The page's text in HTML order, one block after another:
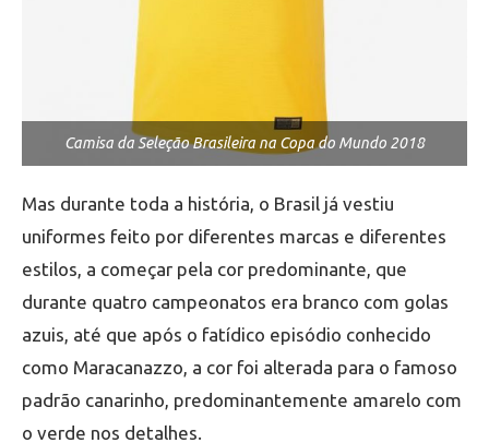
Camisa da Seleção Brasileira na Copa do Mundo 2018
Mas durante toda a história, o Brasil já vestiu
uniformes feito por diferentes marcas e diferentes
estilos, a começar pela cor predominante, que
durante quatro campeonatos era branco com golas
azuis, até que após o fatídico episódio conhecido
como Maracanazzo, a cor foi alterada para o famoso
padrão canarinho, predominantemente amarelo com
o verde nos detalhes.